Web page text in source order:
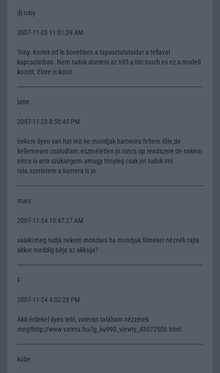
dj roby
2007-11-23 11:01:29 AM
Tony. Kerlek ird le bovebben a tapasztalataidat a tellaval
kapcsolatban. Nem tudok donteni az n95 a htc-touch es ez a modell
kozott. Elore is koszi.
latte
2007-11-23 8:50:45 PM
nekem ilyen van hat mit ne mondjak baromira feltem tõle,de
kellemesen csalodtam.eszméletlen jo.nincs op.rendszere de nekem
nincs is arra szükségem.amugy tényleg csak jot tudok irni
rola.szerintem a kamera is jo.
mars
2007-11-24 10:47:27 AM
valaki meg tudja nekem mondani ha mondjuk filmeket néznék rajta
akkor meddig bírja az akksija?
F
2007-11-24 4:02:28 PM
Akit érdekel ilyen teló, vaterán találtam nézzétek
meg!!http://www.vatera.hu/lg_ku990_viewty_43072500.html
kobe